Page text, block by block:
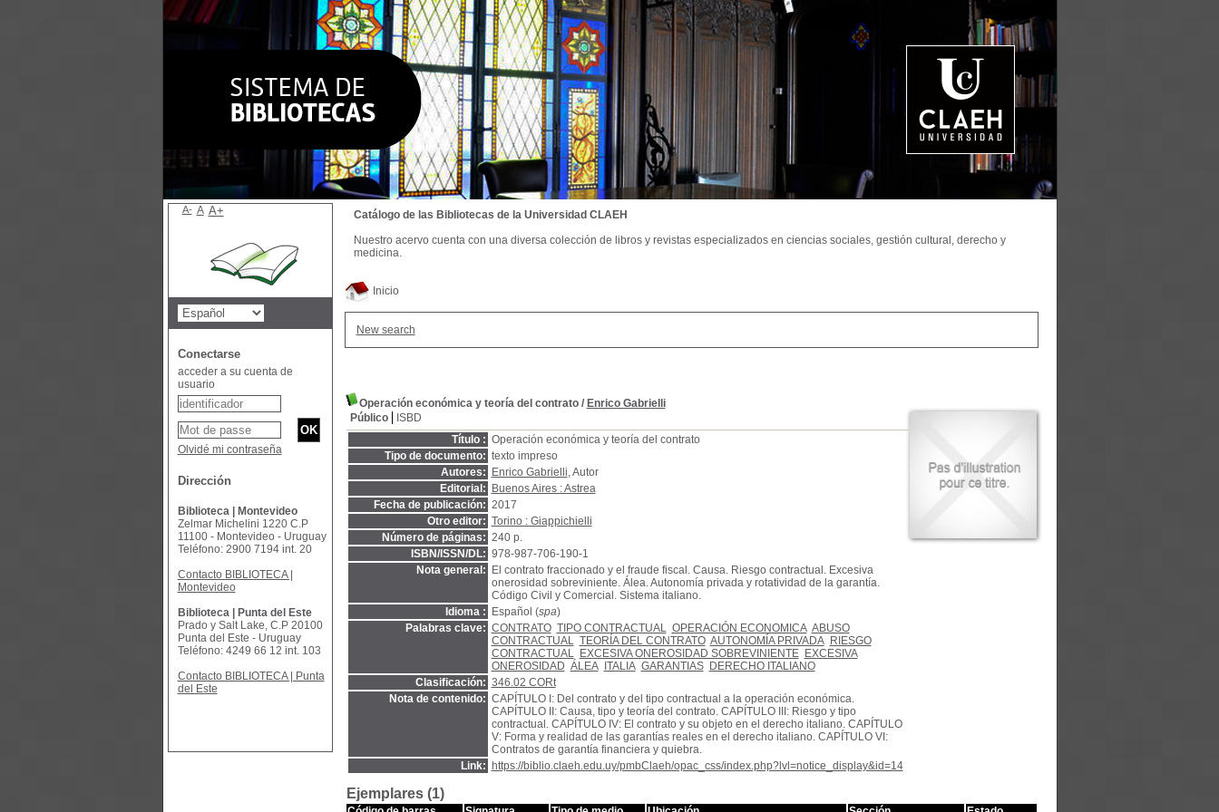
Inicio
New search
Operación económica y teoría del contrato/ Enrico Gabrielli
Público
ISBD
Título : Operación económica y teoría del contrato
Tipo de documento: texto impreso
Autores:
Enrico Gabrielli, Autor
Editorial:
Buenos Aires : Astrea
Fecha de publicación: 2017
Otro editor: Torino : Giappichielli
Número de páginas: 240 p.
ISBN/ISSN/DL: 978-987-706-190-1
Nota general:
El contrato fraccionado y el fraude fiscal. Causa. Riesgo contractual. Excesiva
onerosidad sobreviniente. Álea. Autonomía privada y rotatividad de la garantía.
Código Civil y Comercial. Sistema italiano.
Idioma :
Español (spa)
Palabras clave: CONTRATO TIPO CONTRACTUAL OPERACIÓN ECONOMICA ABUSO
CONTRACTUAL TEORÍA DEL CONTRATO AUTONOMÍA PRIVADA
RIESGO
CONTRACTUAL
EXCESIVA ONEROSIDAD SOBREVINIENTE
EXCESIVA
ONEROSIDAD ÁLEA ITALIA GARANTIAS
DERECHO ITALIANO
Clasificación: 346.02 CORt
Nota de contenido: CAPÍTULO I: Del contrato y del tipo contractual a la operación económica.
CAPÍTULO II: Causa, tipo y teoría del contrato. CAPÍTULO III: Riesgo y tipo
contractual. CAPÍTULO IV: El contrato y su objeto en el derecho italiano. CAPÍTULO
V: Forma y realidad de las garantías reales en el derecho italiano. CAPÍTULO VI:
Contratos de garantía financiera y quiebra.
Link:
https://biblio.claeh.edu.uy/pmbClaeh/opac_css/index.php?lvl=notice_display&id=14
Ejemplares (1)
Catálogo de las Bibliotecas de la Universidad CLAEH
Nuestro acervo cuenta con una diversa colección de libros y revistas especializados en ciencias sociales, gestión cultural, derecho y
medicina.
A- A A+
Conectarse
acceder a su cuenta de
usuario
Olvidé mi contraseña
Dirección
Biblioteca | Montevideo
Zelmar Michelini 1220 C.P
11100 - Montevideo - Uruguay
Teléfono: 2900 7194 int. 20
Contacto BIBLIOTECA |
Montevideo
Biblioteca | Punta del Este
Prado y Salt Lake, C.P 20100
Punta del Este - Uruguay
Teléfono: 4249 66 12 int. 103
Contacto BIBLIOTECA | Punta
del Este